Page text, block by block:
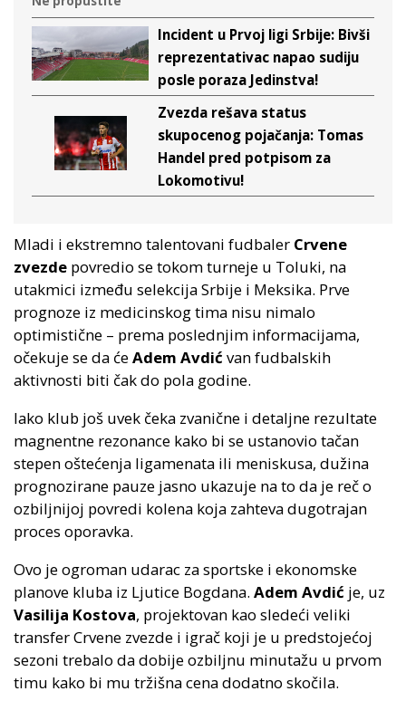
Incident u Prvoj ligi Srbije: Bivši
reprezentativac napao sudiju
posle poraza Jedinstva!
Zvezda rešava status
skupocenog pojačanja: Tomas
Handel pred potpisom za
Lokomotivu!
Mladi i ekstremno talentovani fudbaler Crvene
zvezde povredio se tokom turneje u Toluki, na
utakmici između selekcija Srbije i Meksika. Prve
prognoze iz medicinskog tima nisu nimalo
optimistične – prema poslednjim informacijama,
očekuje se da ćeAdem Avdić van fudbalskih
aktivnosti biti čak do pola godine.
Iako klub još uvek čeka zvanične i detaljne rezultate
magnentne rezonance kako bi se ustanovio tačan
stepen oštećenja ligamenata ili meniskusa, dužina
prognozirane pauze jasno ukazuje na to da je reč o
ozbiljnijoj povredi kolena koja zahteva dugotrajan
proces oporavka.
Ovo je ogroman udarac za sportske i ekonomske
planove kluba iz Ljutice Bogdana. Adem Avdić je, uz
Vasilija Kostova, projektovan kao sledeći veliki
transfer Crvene zvezde i igrač koji je u predstojećoj
sezoni trebalo da dobije ozbiljnu minutažu u prvom
timu kako bi mu tržišna cena dodatno skočila.